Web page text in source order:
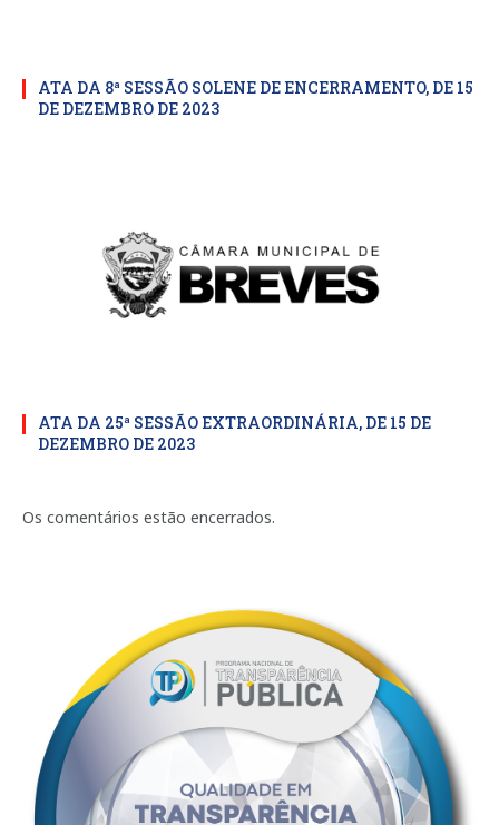
ATA DA 8ª SESSÃO SOLENE DE ENCERRAMENTO, DE 15
DE DEZEMBRO DE 2023
ATA DA 25ª SESSÃO EXTRAORDINÁRIA, DE 15 DE
DEZEMBRO DE 2023
Os comentários estão encerrados.